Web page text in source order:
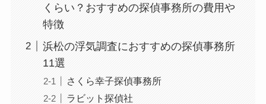
くらい？おすすめの探偵事務所の費用や
特徴
浜松の浮気調査におすすめの探偵事務所
11選
さくら幸子探偵事務所
ラビット探偵社